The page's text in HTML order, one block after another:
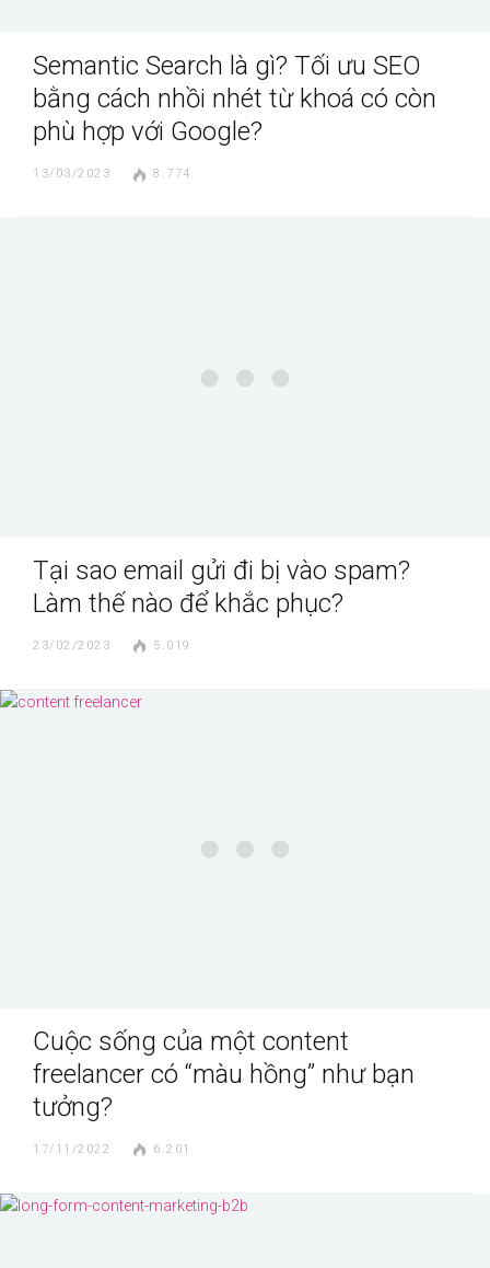
Semantic Search là gì? Tối ưu SEO
bằng cách nhồi nhét từ khoá có còn
phù hợp với Google?
13/03/2023 8.774
Tại sao email gửi đi bị vào spam?
Làm thế nào để khắc phục?
23/02/2023 5.019
Cuộc sống của một content
freelancer có “màu hồng” như bạn
tưởng?
17/11/2022 6.201